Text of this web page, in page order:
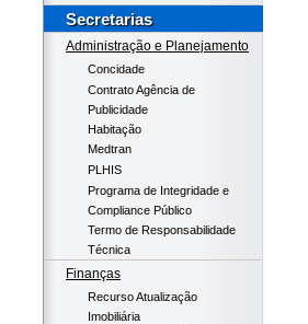
Secretarias
Administração e Planejamento
Concidade
Contrato Agência de
Publicidade
Habitação
Medtran
PLHIS
Programa de Integridade e
Compliance Público
Termo de Responsabilidade
Técnica
Finanças
Recurso Atualização
Imobiliária